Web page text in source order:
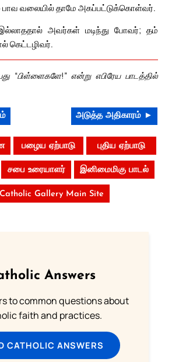
வலையில் தாமே அகப்பட்டுக்கொள்வர்.
இல்லாததால் அவர்கள் மடிந்து போவர்; தம்
கெட்டழிவர்.
“பிள்ளைகளே!” என்று எபிரேய பாடத்தில்
அடுத்த அதிகாரம் ►
பழைய ஏற்பாடு புதிய ஏற்பாடு
சபை உரையாளர் இனிமைமிகு பாடல்
Gallery Main Site
Answers
to common questions about
faith and practices.
CATHOLIC ANSWERS